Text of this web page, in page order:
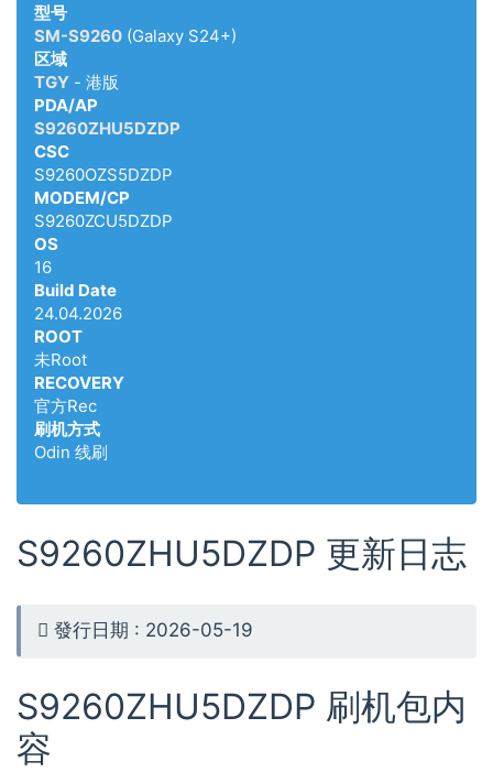
型号
SM-S9260 (Galaxy S24+)
区域
TGY - 港版
PDA/AP
S9260ZHU5DZDP
CSC
S9260OZS5DZDP
MODEM/CP
S9260ZCU5DZDP
OS
16
Build Date
24.04.2026
ROOT
未Root
RECOVERY
官方Rec
刷机方式
Odin 线刷
S9260ZHU5DZDP 更新日志
發行日期 : 2026-05-19
S9260ZHU5DZDP 刷机包内
容